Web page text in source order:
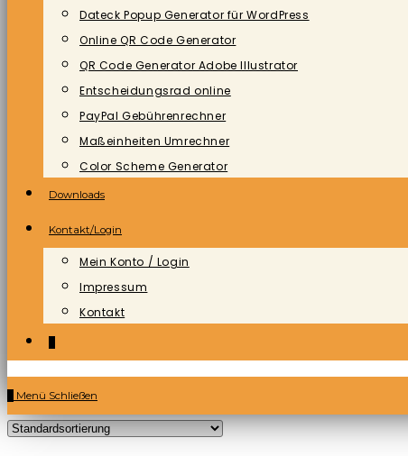
Dateck Popup Generator für WordPress
Online QR Code Generator
QR Code Generator Adobe Illustrator
Entscheidungsrad online
PayPal Gebührenrechner
Maßeinheiten Umrechner
Color Scheme Generator
Downloads
Kontakt/Login
Mein Konto / Login
Impressum
Kontakt
Menü Schließen